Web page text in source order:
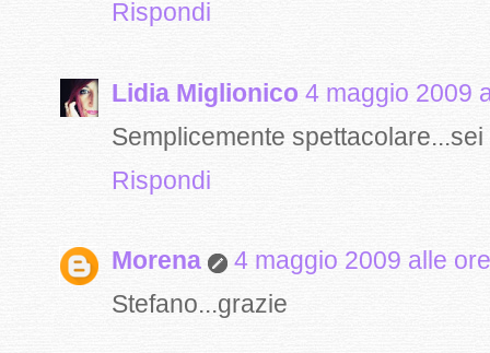
Rispondi
Lidia Miglionico 4 maggio 2009
Semplicemente
Rispondi
Morena
4 maggio 2009 alle
Stefano...grazie